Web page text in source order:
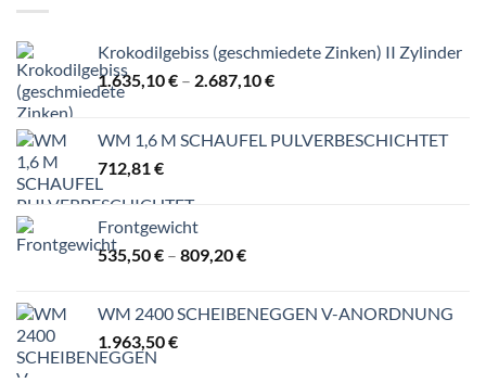
Krokodilgebiss (geschmiedete Zinken) II Zylinder
1.635,10€ – 2.687,10€Preisspanne:
2.687,10 €
WM 1,6 M SCHAUFEL PULVERBESCHICHTET
712,81€
Frontgewicht
535,50€ – 809,20€Preisspanne:
809,20 €
WM 2400 SCHEIBENEGGEN V-ANORDNUNG
1.963,50€